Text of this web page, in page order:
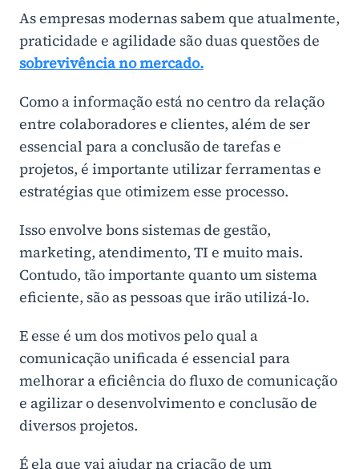
As empresas modernas sabem que atualmente,
praticidade e agilidade são duas questões de
sobrevivência no mercado.
Como a informação está no centro da relação
entre colaboradores e clientes, além de ser
essencial para a conclusão de tarefas e
projetos, é importante utilizar ferramentas e
estratégias que otimizem esse processo.
Isso envolve bons sistemas de gestão,
marketing, atendimento, TI e muito mais.
Contudo, tão importante quanto um sistema
eficiente, são as pessoas que irão utilizá-lo.
E esse é um dos motivos pelo qual a
comunicação unificada é essencial para
melhorar a eficiência do fluxo de comunicação
e agilizar o desenvolvimento e conclusão de
diversos projetos.
É ela que vai ajudar na criação de um